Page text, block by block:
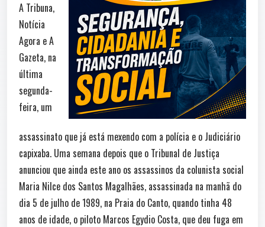
A Tribuna,
Notícia
Agora e A
Gazeta, na
última
segunda-
feira, um
assassinato que já está mexendo com a polícia e o Judiciário
capixaba. Uma semana depois que o Tribunal de Justiça
anunciou que ainda este ano os assassinos da colunista social
Maria Nilce dos Santos Magalhães, assassinada na manhã do
dia 5 de julho de 1989, na Praia do Canto, quando tinha 48
anos de idade, o piloto Marcos Egydio Costa, que deu fuga em